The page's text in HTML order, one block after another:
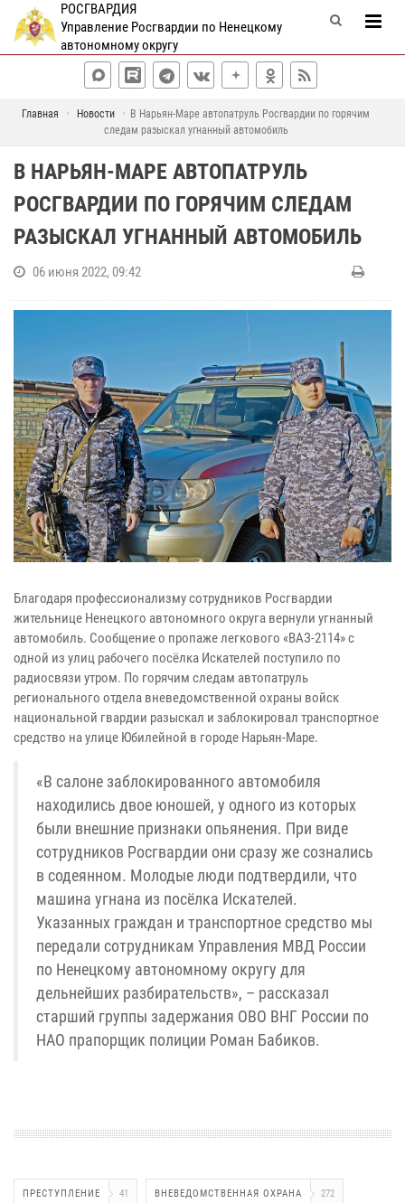
РОСГВАРДИЯ
Управление Росгвардии по Ненецкому
автономному округу
Главная Новости
В Нарьян-Маре автопатруль Росгвардии по горячим
следам разыскал угнанный автомобиль
В НАРЬЯН-МАРЕ АВТОПАТРУЛЬ
РОСГВАРДИИ ПО ГОРЯЧИМ СЛЕДАМ
РАЗЫСКАЛ УГНАННЫЙ АВТОМОБИЛЬ
06 июня 2022, 09:42
Благодаря профессионализму сотрудников Росгвардии
жительнице Ненецкого автономного округа вернули угнанный
автомобиль. Сообщение о пропаже легкового «ВАЗ-2114» с
одной из улиц рабочего посёлка Искателей поступило по
радиосвязи утром. По горячим следам автопатруль
регионального отдела вневедомственной охраны войск
национальной гвардии разыскал и заблокировал транспортное
средство на улице Юбилейной в городе Нарьян-Маре.
«В салоне заблокированного автомобиля
находились двое юношей, у одного из которых
были внешние признаки опьянения. При виде
сотрудников Росгвардии они сразу же сознались
в содеянном. Молодые люди подтвердили, что
машина угнана из посёлка Искателей.
Указанных граждан и транспортное средство мы
передали сотрудникам Управления МВД России
по Ненецкому автономному округу для
дельнейших разбирательств», – рассказал
старший группы задержания ОВО ВНГ России по
НАО прапорщик полиции Роман Бабиков.
ПРЕСТУПЛЕНИЕ 41 ВНЕВЕДОМСТВЕННАЯ ОХРАНА 272